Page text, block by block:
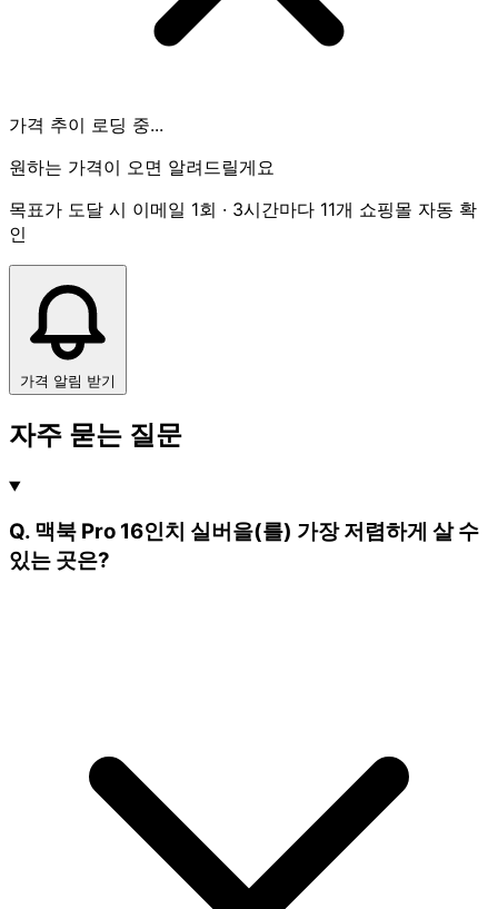
가격 추이 로딩 중...
원하는 가격이 오면 알려드릴게요
목표가 도달 시 이메일 1회 · 3시간마다 11개 쇼핑몰 자동 확
인
가격 알림 받기
자주 묻는 질문
Q. 맥북 Pro 16인치 실버을(를) 가장 저렴하게 살 수
있는 곳은?